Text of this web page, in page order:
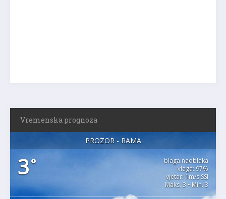
Vremenska prognoza
PROZOR - RAMA
3°
blaga naoblaka
vlaga: 97%
vjetar: 1m/s SSI
Maks. 3 • Min. 3